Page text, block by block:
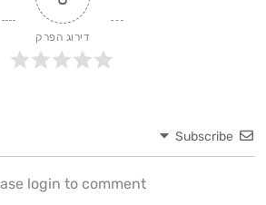
דירוג הפרק
Subscribe
login to comment